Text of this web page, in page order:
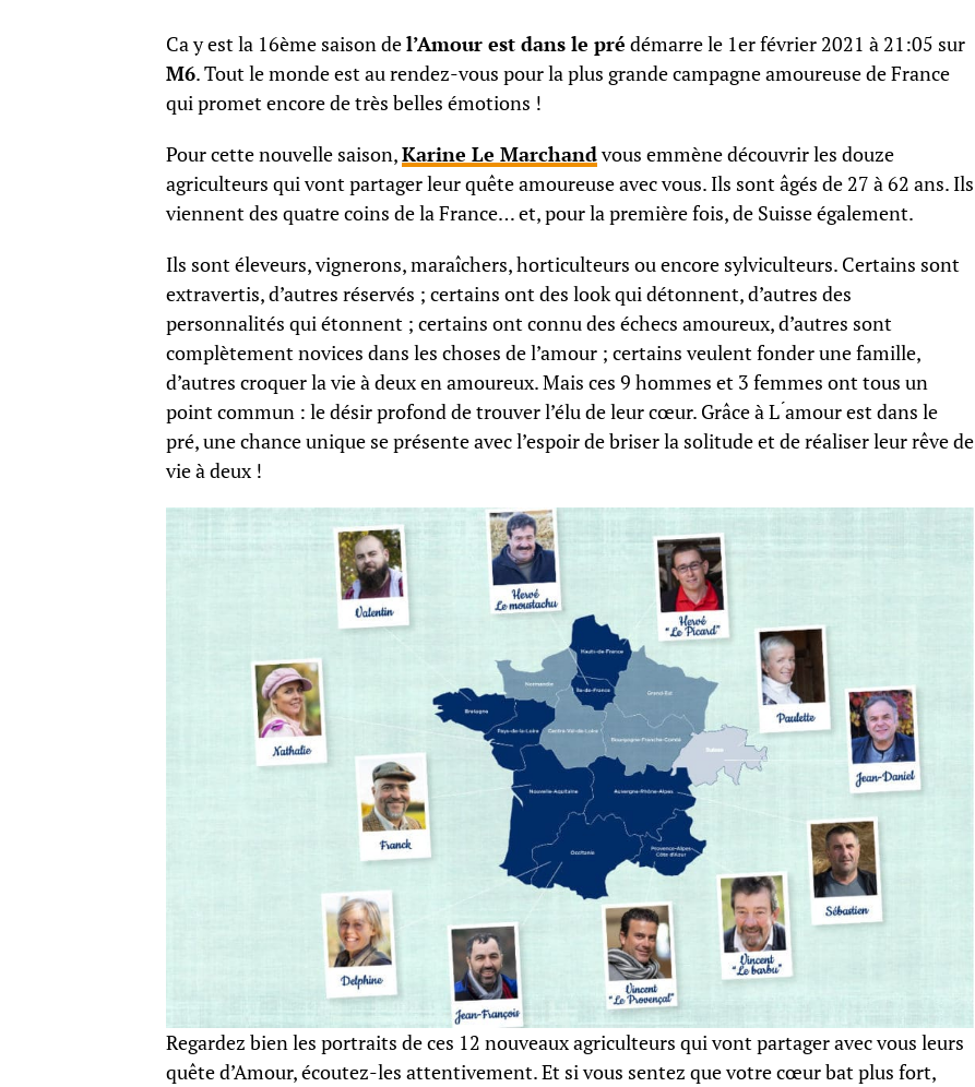
Ca y est la 16ème saison del’Amour est dans le pré démarre le 1er février 2021 à 21:05 sur
M6. Tout le monde est au rendez-vous pour la plus grande campagne amoureuse de France
qui promet encore de très belles émotions !
Pour cette nouvelle saison,Karine Le Marchandvous emmène découvrir les douze
agriculteurs qui vont partager leur quête amoureuse avec vous. Ils sont âgés de 27 à 62 ans. Ils
viennent des quatre coins de la France… et, pour la première fois, de Suisse également.
Ils sont éleveurs, vignerons, maraîchers, horticulteurs ou encore sylviculteurs. Certains sont
extravertis, d’autres réservés ; certains ont des look qui détonnent, d’autres des
personnalités qui étonnent ; certains ont connu des échecs amoureux, d’autres sont
complètement novices dans les choses de l’amour ; certains veulent fonder une famille,
d’autres croquer la vie à deux en amoureux. Mais ces 9 hommes et 3 femmes ont tous un
point commun : le désir profond de trouver l’élu de leur cœur. Grâce à L ́amour est dans le
pré, une chance unique se présente avec l’espoir de briser la solitude et de réaliser leur rêve de
vie à deux !
Regardez bien les portraits de ces 12 nouveaux agriculteurs qui vont partager avec vous leurs
quête d’Amour, écoutez-les attentivement. Et si vous sentez que votre cœur bat plus fort,